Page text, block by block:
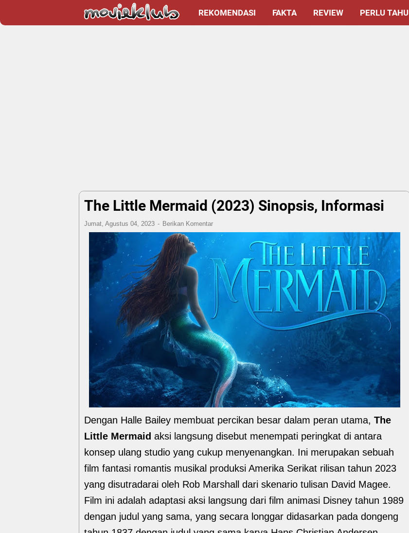
REKOMENDASI FAKTA REVIEW PERLU TAHU
The Little Mermaid (2023) Sinopsis, Informasi
Jumat, Agustus 04, 2023 Berikan Komentar
Dengan Halle Bailey membuat percikan besar dalam peran utama, The
Little Mermaid aksi langsung disebut menempati peringkat di antara
konsep ulang studio yang cukup menyenangkan. Ini merupakan sebuah
film fantasi romantis musikal produksi Amerika Serikat rilisan tahun 2023
yang disutradarai oleh Rob Marshall dari skenario tulisan David Magee.
Film ini adalah adaptasi aksi langsung dari film animasi Disney tahun 1989
dengan judul yang sama, yang secara longgar didasarkan pada dongeng